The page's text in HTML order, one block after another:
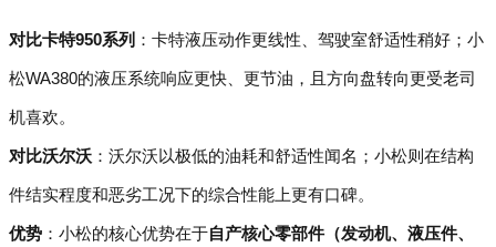
对比卡特950系列 ：卡特液压动作更线性、驾驶室舒适性稍好；小
松WA380的液压系统响应更快、更节油，且方向盘转向更受老司
机喜欢。
对比沃尔沃 ：沃尔沃以极低的油耗和舒适性闻名；小松则在结构
件结实程度和恶劣工况下的综合性能上更有口碑。
优势 ：小松的核心优势在于自产核心零部件（发动机、液压件、